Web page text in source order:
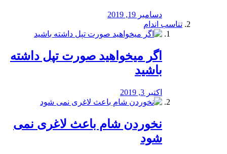
دسامبر 19, 2019
تناسب اندام
اگر میخواهید صورت تپل داشته
باشید
اکتبر 3, 2019
نخوردن شام باعث لاغری نمی
‌شود